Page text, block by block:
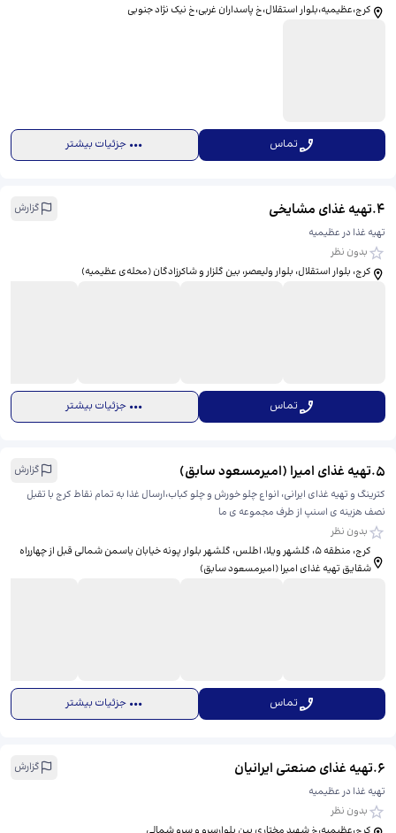
کرج،عظیمیه،بلوار استقلال،خ پاسداران غربی،خ نیک نژاد جنوبی
تماس جزئیات بیشتر
4
.تهیه غذای مشایخی
گزارش
تهیه غذا در عظیمیه
بدون نظر
کرج، بلوار استقلال، بلوار ولیعصر، بین گلزار و شاکرزادگان (محله‌ی عظیمیه)
تماس جزئیات بیشتر
5
.تهیه غذای امیرا (امیرمسعود سابق)
گزارش
کترینگ و تهیه غذای ایرانی، انواع چلو خورش و چلو کباب،ارسال غذا به تمام نقاط کرج با تقبل
نصف هزینه ی اسنپ از طرف مجموعه ی ما
بدون نظر
کرج، منطقه ۵، گلشهر ویلا، اطلس، ​گلشهر بلوار پونه خیابان یاسمن شمالی قبل از چهارراه
شقایق تهیه غذای امیرا (امیرمسعود سابق)
تماس جزئیات بیشتر
6
.تهیه غذای صنعتی ایرانیان
گزارش
تهیه غذا در عظیمیه
بدون نظر